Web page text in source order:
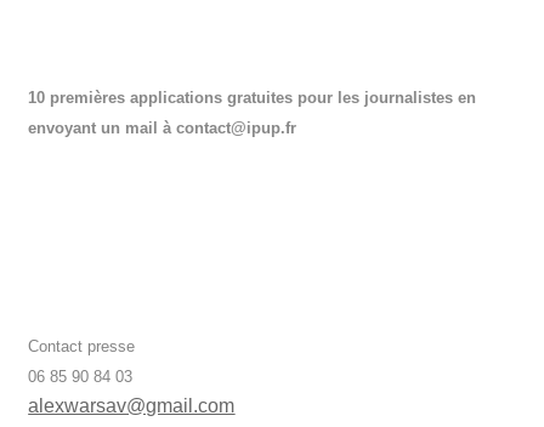
10 premières applications gratuites pour les journalistes en
envoyant un mail à contact@ipup.fr
Contact presse
06 85 90 84 03
alexwarsav@gmail.com